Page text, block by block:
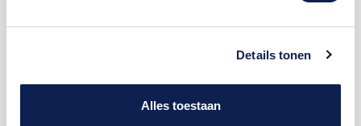
Details tonen
Alles toestaan
een hoogte van 5 cm tot een hoogte van 80 cm, de
geschikt om buiten te gebruiken maar wel uitermate